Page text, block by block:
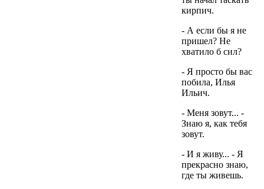
кирпич.
- А если бы я не
пришел? Не
хватило б сил?
- Я просто бы вас
побила, Илья
Ильич.
- Меня зовут... -
Знаю я, как тебя
зовут.
- И я живу... - Я
прекрасно знаю,
где ты живешь.